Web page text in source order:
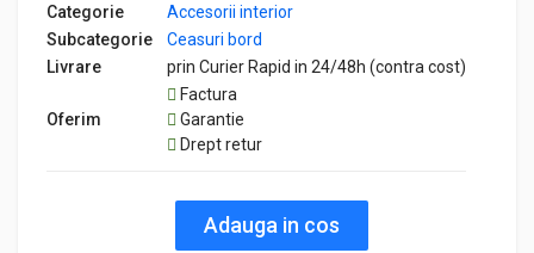
Categorie
Accesorii interior
Subcategorie
Ceasuri bord
Livrare
prin Curier Rapid in 24/48h (contra cost)
Oferim
Factura
Garantie
Drept retur
Adauga in cos